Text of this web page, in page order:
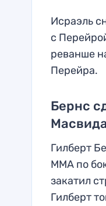
Исраэль
с
реванше
Перейра.
Бернс
Гилберт
ММА по
закатил
Гилберт